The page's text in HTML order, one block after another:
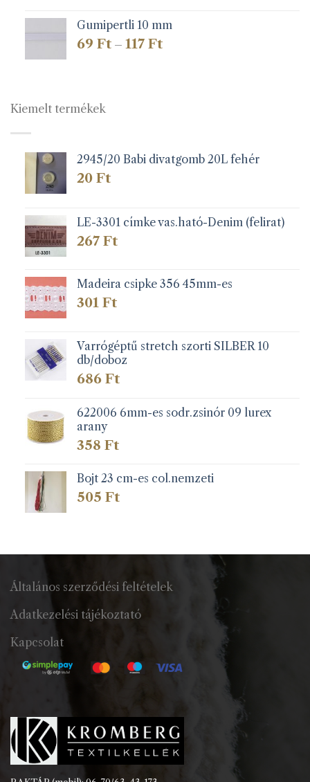
Gumipertli 10 mm
69 Ft – 117 FtÁrtartomány:
Kiemelt termékek
2945/20 Babi divatgomb 20L fehér
20 Ft
LE-3301 címke vas.ható-Denim (felirat)
267 Ft
Madeira csipke 356 45mm-es
301 Ft
Varrógéptű stretch szorti SILBER 10
db/doboz
686 Ft
622006 6mm-es sodr.zsinór 09 lurex
arany
358 Ft
Bojt 23 cm-es col.nemzeti
505 Ft
Általános szerződési feltételek
Adatkezelési tájékoztató
Kapcsolat